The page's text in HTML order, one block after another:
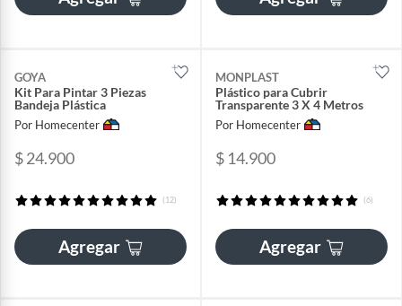
GOYA
Kit Para Pintar 3 Piezas
Bandeja Plástica
Por Homecenter
$ 24.900
(12)
Agregar
MONPLAST
Plástico para Cubrir
Transparente 3 X 4 Metros
Por Homecenter
$ 14.900
(6)
Agregar